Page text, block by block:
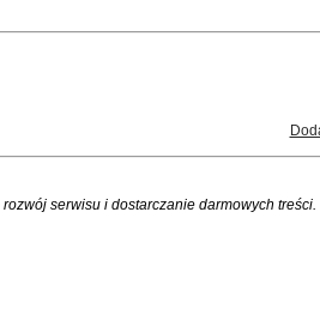
serwisu i dostarczanie darmowych treści.